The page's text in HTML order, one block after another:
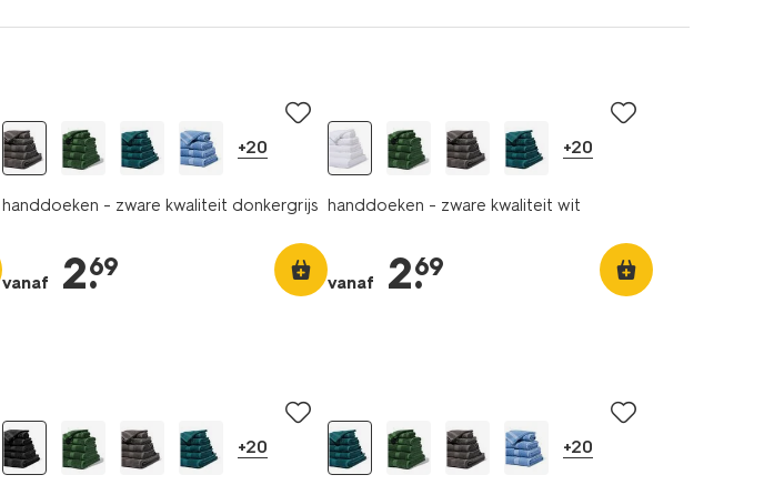
+20
handdoeken - zware kwaliteit donkergrijs
vanaf 2.
69
+20
handdoeken - zware kwaliteit wit
vanaf 2.
69
+20 +20